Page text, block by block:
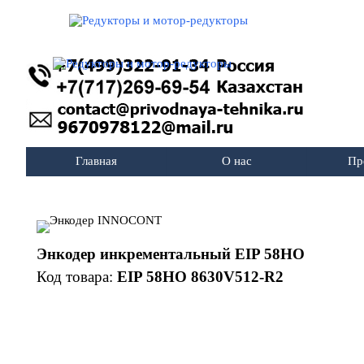
Главная О нас
Энкодер инкрементальный EIP 58HO
Код товара: EIP 58HO 8630V512-R2